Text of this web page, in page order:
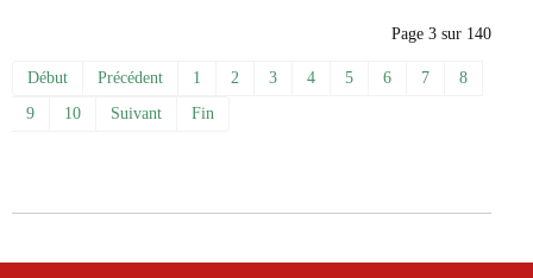
Page 3 sur 140
Début Précédent 1 2 3 4 5 6 7
8
9
10 Suivant Fin